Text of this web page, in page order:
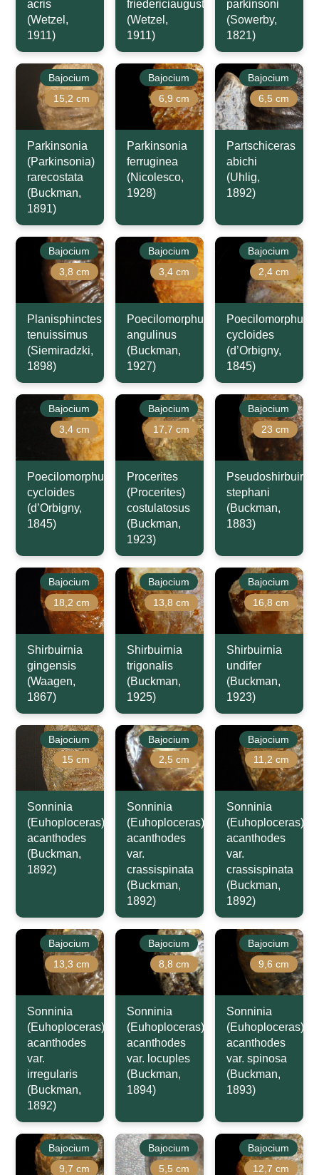
acris
(Wetzel,
1911)
friedericiaugusti
(Wetzel,
1911)
parkinsoni
(Sowerby,
1821)
Bajocium
15,2 cm
Parkinsonia
(Parkinsonia)
rarecostata
(Buckman,
1891)
Bajocium
6,9 cm
Parkinsonia
ferruginea
(Nicolesco,
1928)
Bajocium
6,5 cm
Partschiceras
abichi
(Uhlig,
1892)
Bajocium
3,8 cm
Planisphinctes
tenuissimus
(Siemiradzki,
1898)
Bajocium
3,4 cm
Poecilomorphus
angulinus
(Buckman,
1927)
Bajocium
2,4 cm
Poecilomorphus
cycloides
(d’Orbigny,
1845)
Bajocium
3,4 cm
Poecilomorphus
cycloides
(d’Orbigny,
1845)
Bajocium
17,7 cm
Procerites
(Procerites)
costulatosus
(Buckman,
1923)
Bajocium
23 cm
Pseudoshirbuirnia
stephani
(Buckman,
1883)
Bajocium
18,2 cm
Shirbuirnia
gingensis
(Waagen,
1867)
Bajocium
13,8 cm
Shirbuirnia
trigonalis
(Buckman,
1925)
Bajocium
16,8 cm
Shirbuirnia
undifer
(Buckman,
1923)
Bajocium
15 cm
Sonninia
(Euhoploceras)
acanthodes
(Buckman,
1892)
Bajocium
2,5 cm
Sonninia
(Euhoploceras)
acanthodes
var.
crassispinata
(Buckman,
1892)
Bajocium
11,2 cm
Sonninia
(Euhoploceras)
acanthodes
var.
crassispinata
(Buckman,
1892)
Bajocium
13,3 cm
Sonninia
(Euhoploceras)
acanthodes
var.
irregularis
(Buckman,
1892)
Bajocium
8,8 cm
Sonninia
(Euhoploceras)
acanthodes
var. locuples
(Buckman,
1894)
Bajocium
9,6 cm
Sonninia
(Euhoploceras)
acanthodes
var. spinosa
(Buckman,
1893)
Bajocium
9,7 cm
Bajocium
5,5 cm
Bajocium
12,7 cm